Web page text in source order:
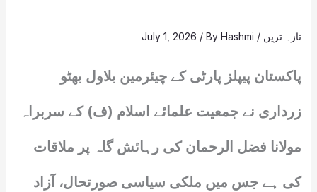
تازہ ترین /
July 1, 2026 / ByHashmi
پاکستان پیپلز پارٹی کے چیئرمین بلاول بھٹو
زرداری نے جمعیت علمائے اسلام (ف) کے سربراہ
مولانا فضل الرحمان کی رہائش گاہ پر ملاقات
کی ہے جس میں ملکی سیاسی صورتحال، آزاد